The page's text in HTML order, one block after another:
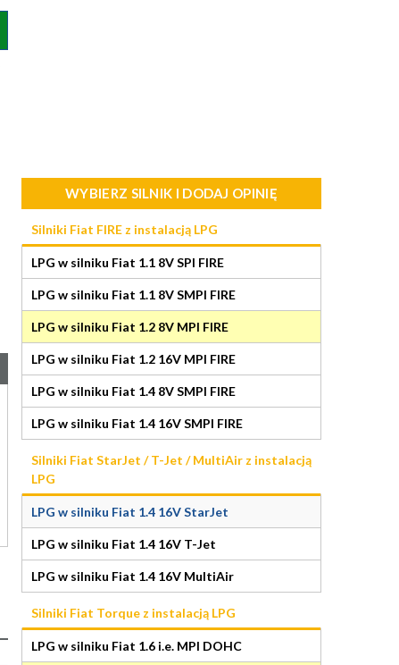
WYBIERZ SILNIK I DODAJ OPINIĘ
Silniki Fiat FIRE z instalacją LPG
LPG w silniku Fiat 1.1 8V SPI FIRE
LPG w silniku Fiat 1.1 8V SMPI FIRE
LPG w silniku Fiat 1.2 8V MPI FIRE
LPG w silniku Fiat 1.2 16V MPI FIRE
LPG w silniku Fiat 1.4 8V SMPI FIRE
LPG w silniku Fiat 1.4 16V SMPI FIRE
Silniki Fiat StarJet / T-Jet / MultiAir z instalacją
LPG
LPG w silniku Fiat 1.4 16V StarJet
LPG w silniku Fiat 1.4 16V T-Jet
LPG w silniku Fiat 1.4 16V MultiAir
Silniki Fiat Torque z instalacją LPG
LPG w silniku Fiat 1.6 i.e. MPI DOHC